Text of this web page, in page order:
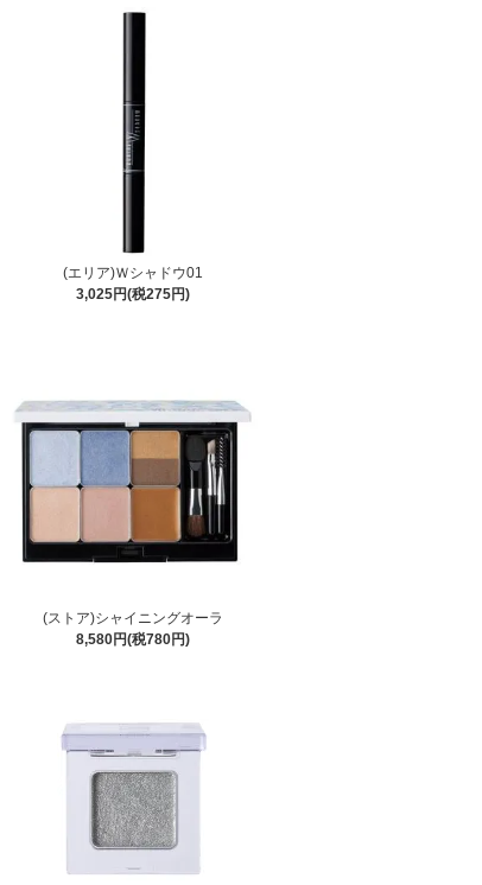
(エリア)Ｗシャドウ01
3,025円(税275円)
(ストア)シャイニングオーラ
8,580円(税780円)